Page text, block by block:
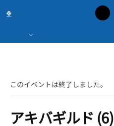
本
大
の
このイベントは終了しました。
アキバギルド (6)